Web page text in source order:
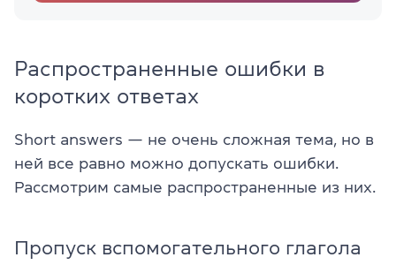
Распространенные ошибки в
коротких ответах
Short answers — не очень сложная тема, но в
ней все равно можно допускать ошибки.
Рассмотрим самые распространенные из них.
Пропуск вспомогательного глагола